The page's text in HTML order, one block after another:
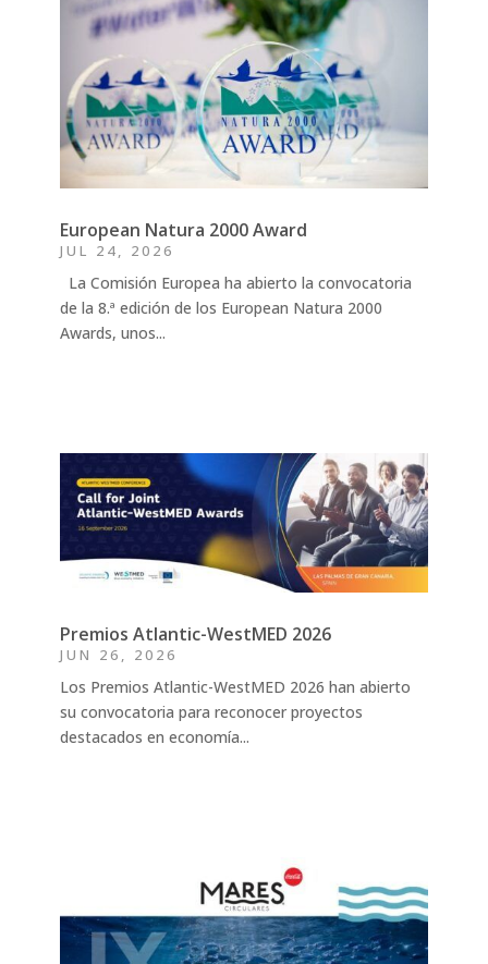
European Natura 2000 Award
JUL 24, 2026
La Comisión Europea ha abierto la convocatoria
de la 8.ª edición de los European Natura 2000
Awards, unos...
Premios Atlantic-WestMED 2026
JUN 26, 2026
Los Premios Atlantic-WestMED 2026 han abierto
su convocatoria para reconocer proyectos
destacados en economía...